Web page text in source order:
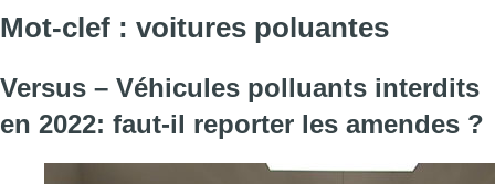
Mot-clef : voitures poluantes
Versus – Véhicules polluants interdits
en 2022: faut-il reporter les amendes ?